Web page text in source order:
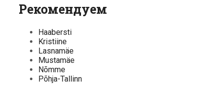
Рекомендуем
Haabersti
Kristiine
Lasnamäe
Mustamäe
Nõmme
Põhja-Tallinn